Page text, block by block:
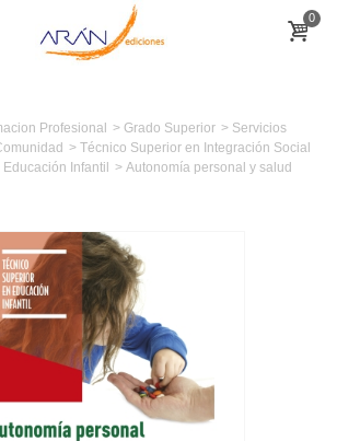
0
Profesional > Grado Superior > Servicios
> Técnico Superior en Integración Social
Infantil > Autonomía personal y salud